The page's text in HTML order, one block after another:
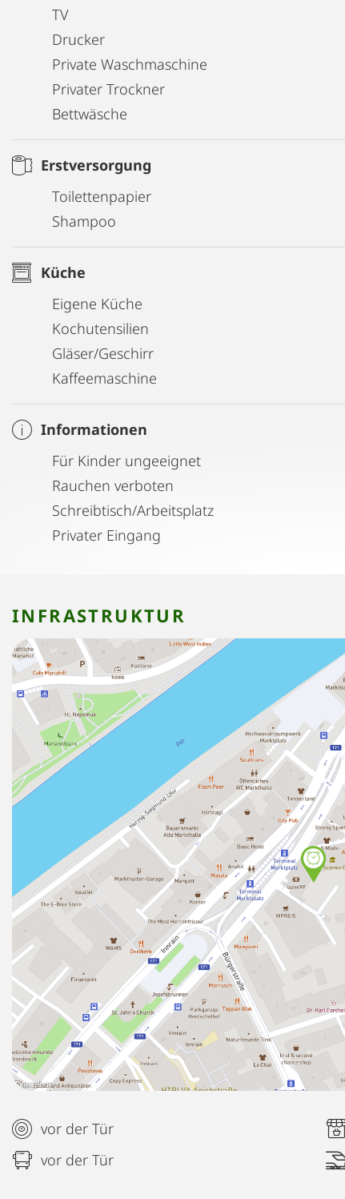
TV
Drucker
Private Waschmaschine
Privater Trockner
Bettwäsche
Erstversorgung
Toilettenpapier
Shampoo
Küche
Eigene Küche
Kochutensilien
Gläser/Geschirr
Kaffeemaschine
Informationen
Für Kinder ungeeignet
Rauchen verboten
Schreibtisch/Arbeitsplatz
Privater Eingang
INFRASTRUKTUR
vor der Tür
vor der Tür